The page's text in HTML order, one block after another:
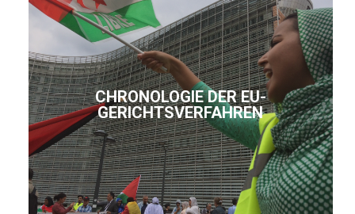
CHRONOLOGIE DER EU-
GERICHTSVERFAHREN